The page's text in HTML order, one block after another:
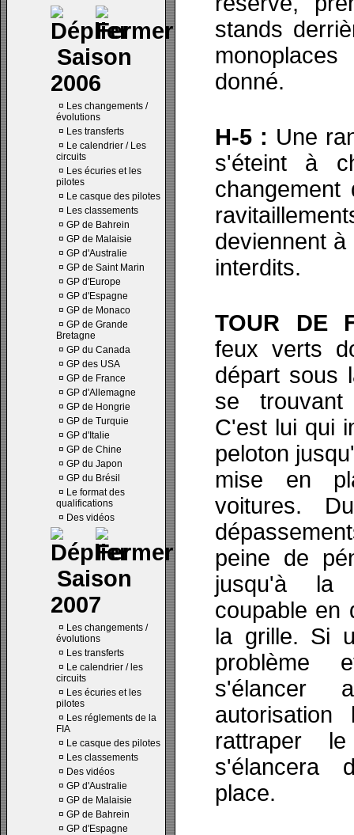
Saison
2006
¤ Les changements /
évolutions
¤ Les transferts
¤ Le calendrier / Les
circuits
¤ Les écuries et les
pilotes
¤ Le casque des pilotes
¤ Les classements
¤ GP de Bahrein
¤ GP de Malaisie
¤ GP d'Australie
¤ GP de Saint Marin
¤ GP d'Europe
¤ GP d'Espagne
¤ GP de Monaco
¤ GP de Grande
Bretagne
¤ GP du Canada
¤ GP des USA
¤ GP de France
¤ GP d'Allemagne
¤ GP de Hongrie
¤ GP de Turquie
¤ GP d'Italie
¤ GP de Chine
¤ GP du Japon
¤ GP du Brésil
¤ Le format des
qualifications
¤ Des vidéos
Saison
2007
¤ Les changements /
évolutions
¤ Les transferts
¤ Le calendrier / les
circuits
¤ Les écuries et les
pilotes
¤ Les réglements de la
FIA
¤ Le casque des pilotes
¤ Les classements
¤ Des vidéos
¤ GP d'Australie
¤ GP de Malaisie
¤ GP de Bahrein
¤ GP d'Espagne
stands
donné.
H-5 : Une
s'éteint à
changement
deviennent
interdits.
TOUR DE
feux verts
départ sous
se trouvant
C'est lui qui
peloton
mise en
voitures.
peine de
jusqu'à la
coupable en
la grille. Si
s'élancer
rattraper
s'élancera
place.